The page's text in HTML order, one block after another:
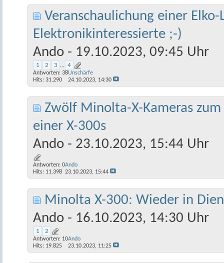
Veranschaulichung einer
Elektronikinteressierte ;-)
Ando - 19.10.2023, 09:45 Uhr
1 2 3 ... 4
Antworten: 38
Hits: 31.290
Unschärfe
24.10.2023, 14:30
Zwölf Minolta-X-Kameras
einer X-300s
Ando - 23.10.2023, 15:44 Uhr
Antworten: 0
Hits: 11.398
Ando
23.10.2023, 15:44
Minolta X-300: Wieder in
Ando - 16.10.2023, 14:30 Uhr
1 2
Antworten: 10
Hits: 19.825
Ando
23.10.2023, 11:25